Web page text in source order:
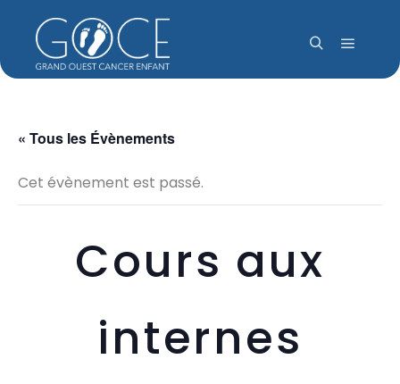
Menu
« Tous les Évènements
Cet évènement est passé.
Cours aux
internes